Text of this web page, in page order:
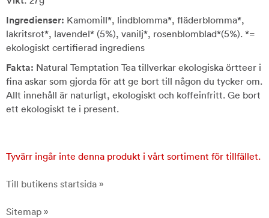
Ingredienser: Kamomill*, lindblomma*, fläderblomma*,
lakritsrot*, lavendel* (5%), vanilj*, rosenblomblad*(5%). *=
ekologiskt certifierad ingrediens
Fakta: Natural Temptation Tea tillverkar ekologiska örtteer i
fina askar som gjorda för att ge bort till någon du tycker om.
Allt innehåll är naturligt, ekologiskt och koffeinfritt. Ge bort
ett ekologiskt te i present.
Tyvärr ingår inte denna produkt i vårt sortiment för tillfället.
Till butikens startsida »
Sitemap »